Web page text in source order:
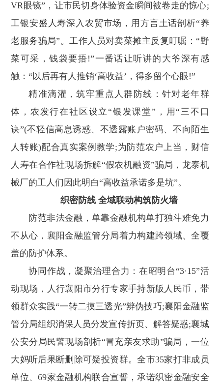
VR眼镜”，让市民切身体验资金瞬间被卷走的惊心;
工银安盛人寿深入农贸市场，用方言土话剖析“养
老服务骗局”。工作人员对卖菜摊主反复叮嘱：“野
菜可采，钱袋要捂!”一番话让听讲的大爷深有感
触：“以后再有人推销‘高收益’，得多留个心眼!”
精准滴灌，筑牢重点人群防线：针对老年群
体，农发行在社区设立“银发课堂”，用“三不口
诀”(不轻信高息诱惑、不透露账户密码、不向陌生
人转账)配合真实案例教学;为防范农户上当，财信
人寿在合作社现场拆解“假农机融资”骗局，龙泰机
械厂的工人们因此明白“高收益承诺多是坑”。
织密防线 全域联动构筑防火墙
防范非法金融，单靠金融机构单打独斗难免力
不从心，襄阳金融监管分局着力构建跨领域、全覆
盖的防护体系。
协同作战，凝聚治理合力：在昭明台“3·15”活
动现场，人行襄阳市分行专家手持新版人民币，带
领群众实践“一转二摸三透光”辨伪技巧;襄阳金融监
管分局组织消保人员分发宣传折页、解答疑惑;襄城
公安分局民警现场剖析“冒充亲友求助”骗局，一位
大妈听后果断删除可疑投资群。全市35家打非成员
单位、69家金融机构联合宣誓，承诺织密金融安全